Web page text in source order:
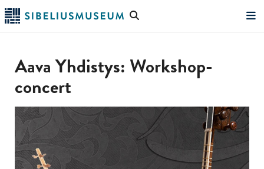
Skip
to
main
Search
Aava Yhdistys: Workshop-
concert